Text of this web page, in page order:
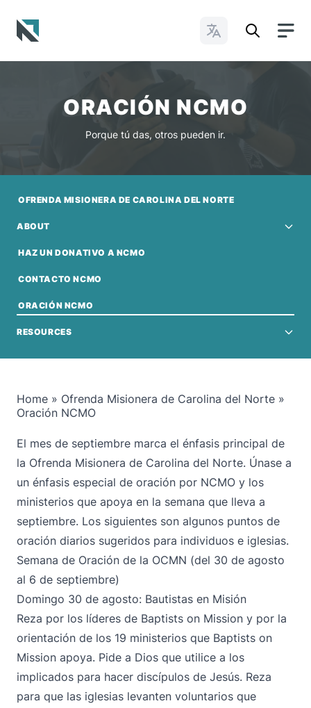
Cambiar idioma
ORACIÓN NCMO
Porque tú das, otros pueden ir.
OFRENDA MISIONERA DE CAROLINA DEL NORTE
ABOUT
HAZ UN DONATIVO A NCMO
CONTACTO NCMO
ORACIÓN NCMO
RESOURCES
Home » Ofrenda Misionera de Carolina del Norte »
Oración NCMO
El mes de septiembre marca el énfasis principal de
la Ofrenda Misionera de Carolina del Norte. Únase a
un énfasis especial de oración por NCMO y los
ministerios que apoya en la semana que lleva a
septiembre. Los siguientes son algunos puntos de
oración diarios sugeridos para individuos e iglesias.
Semana de Oración de la OCMN (del 30 de agosto
al 6 de septiembre)
Domingo 30 de agosto: Bautistas en Misión
Reza por los líderes de Baptists on Mission y por la
orientación de los 19 ministerios que Baptists on
Mission apoya. Pide a Dios que utilice a los
implicados para hacer discípulos de Jesús. Reza
para que las iglesias levanten voluntarios que